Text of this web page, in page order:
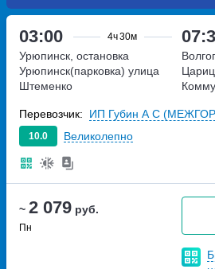
03:00 4ч30м
~ 2 079 руб.
Пн
Урюпинск, остановка
Урюпинск(парковка) улица
Штеменко
10.0 Великолепно
Перевозчик: ИП Губин А С